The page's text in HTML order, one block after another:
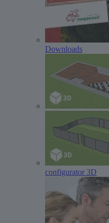
Downloads
configurator 3D